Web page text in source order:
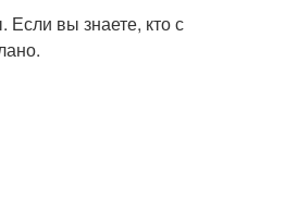
вы знаете, кто с